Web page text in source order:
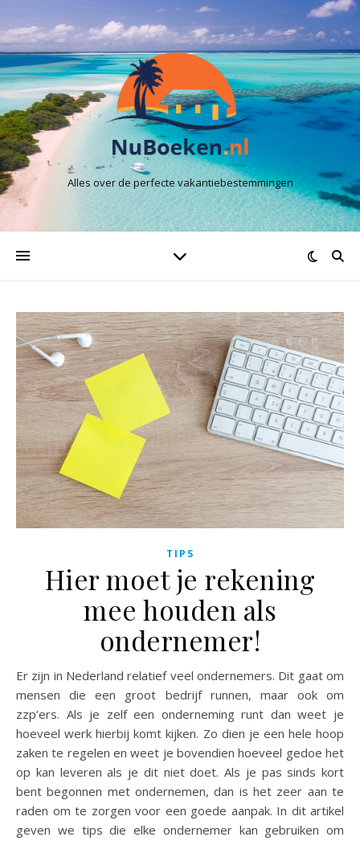
Alles over de perfecte vakantiebestemmingen
TIPS
Hier moet je rekening
mee houden als
ondernemer!
Er zijn in Nederland relatief veel ondernemers. Dit gaat om
mensen die een groot bedrijf runnen, maar ook om
zzp’ers. Als je zelf een onderneming runt dan weet je
hoeveel werk hierbij komt kijken. Zo dien je een hele hoop
zaken te regelen en weet je bovendien hoeveel gedoe het
op kan leveren als je dit niet doet. Als je pas sinds kort
bent begonnen met ondernemen, dan is het zeer aan te
raden om te zorgen voor een goede aanpak. In dit artikel
geven we tips die elke ondernemer kan gebruiken om